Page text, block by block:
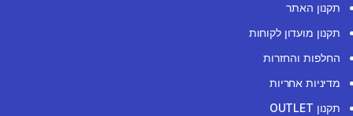
תקנון האתר
תקנון מועדון לקוחות
החלפות והחזרות
מדיניות אחריות
תקנון OUTLET